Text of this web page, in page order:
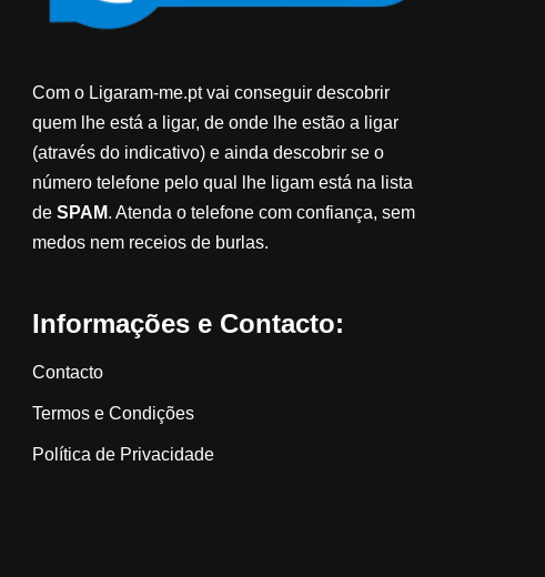
Com o Ligaram-me.pt vai conseguir descobrir
quem lhe está a ligar, de onde lhe estão a ligar
(através do indicativo) e ainda descobrir se o
número telefone pelo qual lhe ligam está na lista
de SPAM. Atenda o telefone com confiança, sem
medos nem receios de burlas.
Informações e Contacto:
Contacto
Termos e Condições
Política de Privacidade